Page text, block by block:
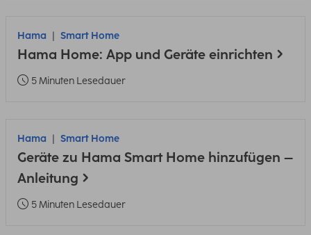
Hama Smart Home
Hama Home: App und Geräte einrichten
5 Minuten Lesedauer
Hama Smart Home
Geräte zu Hama Smart Home hinzufügen –
Anleitung
5 Minuten Lesedauer